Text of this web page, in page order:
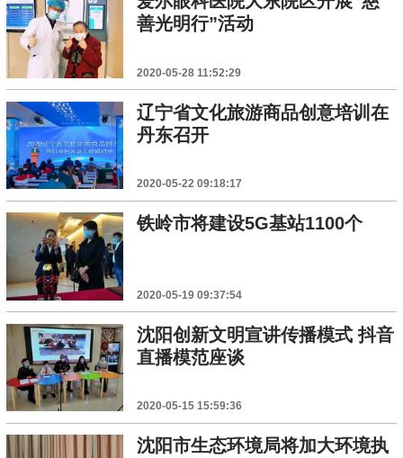
善光明行”活动
2020-05-28 11:52:29
辽宁省文化旅游商品创意培训在
丹东召开
2020-05-22 09:18:17
铁岭市将建设5G基站1100个
2020-05-19 09:37:54
沈阳创新文明宣讲传播模式 抖音
直播模范座谈
2020-05-15 15:59:36
沈阳市生态环境局将加大环境执